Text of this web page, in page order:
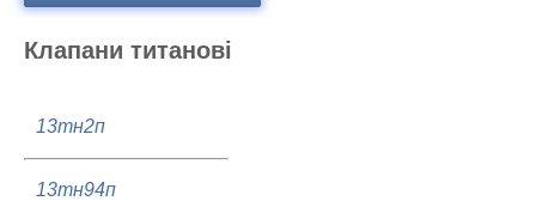
Клапани титанові
13тн2п
13тн94п